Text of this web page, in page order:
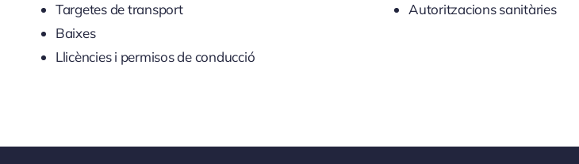
Targetes de transport
Baixes
Llicències i permisos de conducció
Autoritzacions sanitàries